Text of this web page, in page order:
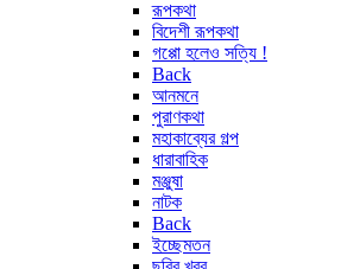
রূপকথা
বিদেশী রূপকথা
গপ্পো হলেও সত্যি !
Back
আনমনে
পুরাণকথা
মহাকাব্যের গল্প
ধারাবাহিক
মঞ্জুষা
নাটক
Back
ইচ্ছেমতন